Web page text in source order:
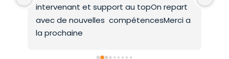
intervenant et support au topOn repart
avec de nouvelles  compétencesMerci a
la prochaine